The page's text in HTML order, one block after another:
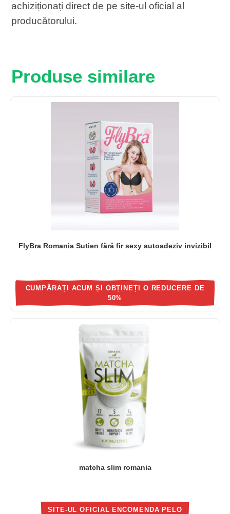
achiziționați direct de pe site-ul oficial al
producătorului.
Produse similare
FlyBra Romania Sutien fără fir sexy autoadeziv invizibil
CUMPĂRAȚI ACUM ȘI OBȚINEȚI O REDUCERE DE
50%
matcha slim romania
SITE-UL OFICIAL ENCOMENDA PELO